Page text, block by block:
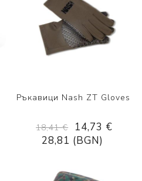
Ръкавици Nash ZT Gloves
18,41 €
14,73 €
28,81 (BGN)